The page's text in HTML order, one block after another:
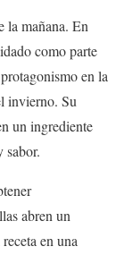
la mañana. En
como parte
en la
invierno. Su
un ingrediente
sabor.
abren un
en una